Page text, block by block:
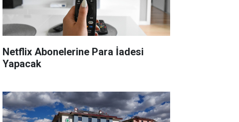
Netflix Abonelerine Para İadesi
Yapacak